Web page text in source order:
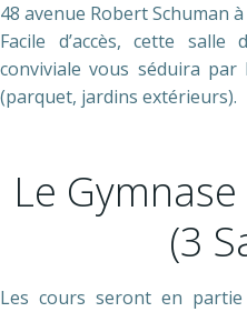
48 avenue Robert Schuman
Facile d’accès, cette
conviviale vous séduira
(parquet, jardins extérieurs).
Le
(3
Les cours seront en